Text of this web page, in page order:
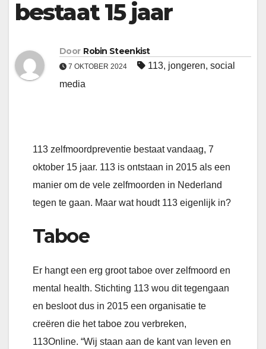
bestaat 15 jaar
Door Robin Steenkist
7 OKTOBER 2024 113, jongeren, social
media
113 zelfmoordpreventie bestaat vandaag, 7
oktober 15 jaar. 113 is ontstaan in 2015 als een
manier om de vele zelfmoorden in Nederland
tegen te gaan. Maar wat houdt 113 eigenlijk in?
Taboe
Er hangt een erg groot taboe over zelfmoord en
mental health. Stichting 113 wou dit tegengaan
en besloot dus in 2015 een organisatie te
creëren die het taboe zou verbreken,
113Online. “Wij staan aan de kant van leven en